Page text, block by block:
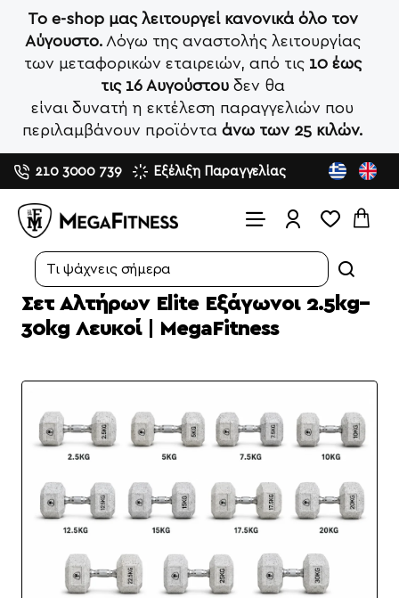
Το e-shop μας λειτουργεί κανονικά όλο τον
Αύγουστο.Λόγω της αναστολής λειτουργίας
των μεταφορικών εταιρειών, από τις 10 έως
τις 16 Αυγούστουδεν θα
είναι δυνατή η εκτέλεση παραγγελιών που
περιλαμβάνουν προϊόντα άνω των 25 κιλών.
210 3000 739 Εξέλιξη Παραγγελίας
Search...
Σετ Αλτήρων Elite Εξάγωνοι 2.5kg–
30kg Λευκοί | MegaFitness